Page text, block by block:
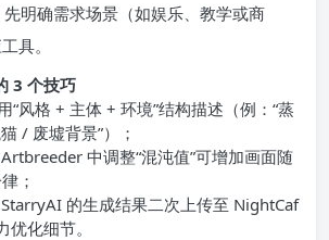
明确需求场景（如娱乐、教学或商
具。
3 个技巧
“风格 + 主体 + 环境”结构描述（例：“蒸
/ 废墟背景”）；
Artbreeder 中调整“混沌值”可增加画面随
；
StarryAI 的生成结果二次上传至 NightCaf
化细节。